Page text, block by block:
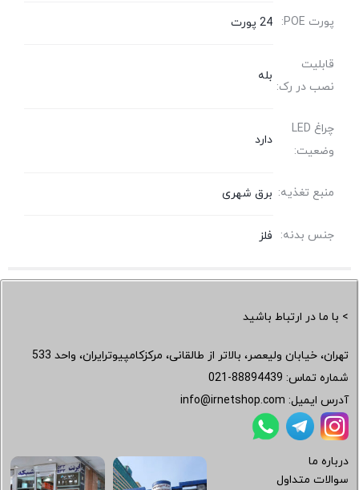
پورت POE: 24 پورت
قابلیت
نصب در رک:
بله
چراغ LED
وضعیت:
دارد
منبع تغذیه: برق شهری
جنس بدنه: فلز
> با ما در ارتباط باشید
تهران، خیابان ولیعصر، بالاتر از طالقانی، مرکزکامپیوترایران، واحد 533
شماره تماس: 021-88894439
آدرس ایمیل: info@irnetshop.com
درباره ما
سوالات متداول